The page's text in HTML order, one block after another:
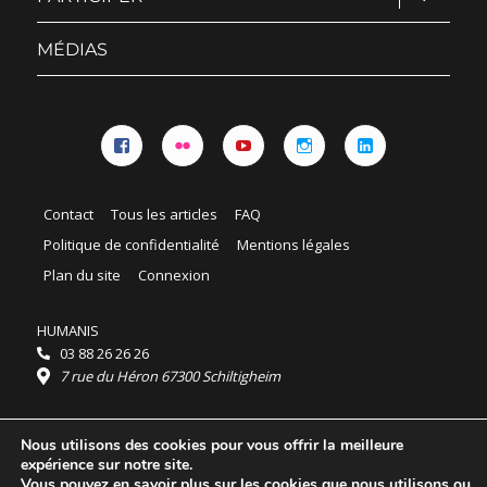
le
sous-
MÉDIAS
Contact Tous les articles
FAQ
Politique de confidentialité
Mentions légales
Plan du site
Connexion
HUMANIS
03 88 26 26 26
7 rue du Héron 67300 Schiltigheim
Horaires :
HUMANIS : du lundi au vendredi 9h - 18h
Ordidocaz : du lundi au vendredi 8h - 19h
Nous utilisons des cookies pour vous offrir la meilleure
expérience sur notre site.